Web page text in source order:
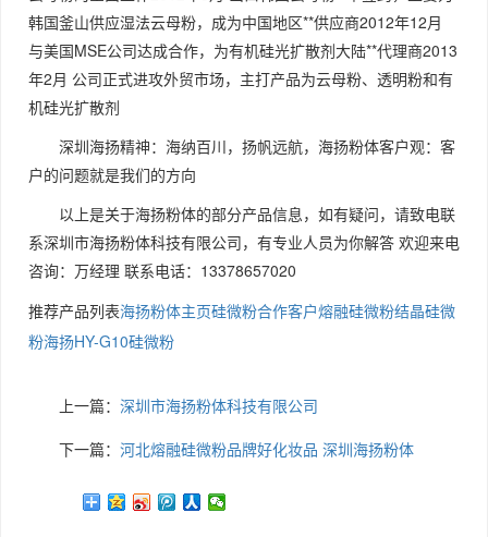
韩国釜山供应湿法云母粉，成为中国地区**供应商2012年12月
与美国MSE公司达成合作，为有机硅光扩散剂大陆**代理商2013
年2月 公司正式进攻外贸市场，主打产品为云母粉、透明粉和有
机硅光扩散剂
深圳海扬精神：海纳百川，扬帆远航，海扬粉体客户观：客
户的问题就是我们的方向
以上是关于海扬粉体的部分产品信息，如有疑问，请致电联
系深圳市海扬粉体科技有限公司，有专业人员为你解答 欢迎来电
咨询：万经理 联系电话：13378657020
推荐产品列表海扬粉体主页硅微粉合作客户熔融硅微粉结晶硅微
粉海扬HY-G10硅微粉
上一篇： 深圳市海扬粉体科技有限公司
下一篇： 河北熔融硅微粉品牌好化妆品 深圳海扬粉体